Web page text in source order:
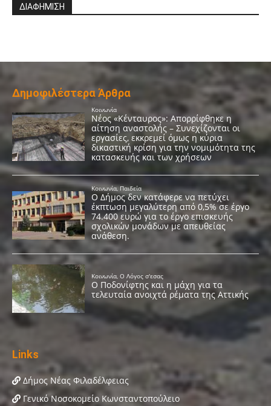
ΔΙΑΦΗΜΙΣΗ
Δημοφιλέστερα Άρθρα
Links
Δήμος Νέας Φιλαδέλφειας
Γενικό Νοσοκομείο Κωνσταντοπούλειο